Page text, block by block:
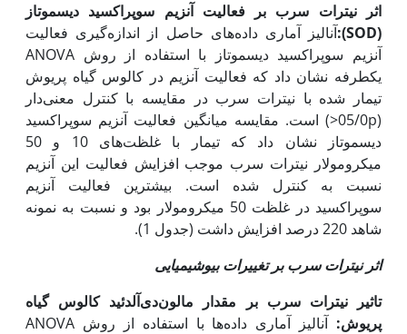
اثر نیترات سرب بر فعالیت آنزیم سوپراکسید دیسموتاز
(‌
SOD
):آنالیز آماری داده‌های حاصل از اندازه‌گیری فعالیت
آنزیم سوپراکسید دیسموتاز با استفاده از روش ANOVA
یک‏طرفه نشان داد که فعالیت آنزیم در کالوس گیاه پریوش
تیمار شده با نیترات سرب در مقایسه با کنترل معنی‌دار
(05/0p<) است. مقایسه میانگین فعالیت آنزیم سوپراکسید
دیسموتاز نشان داد که تیمار با غلظت‌های 10 و 50
میکرومولار نیترات سرب موجب افزایش فعالیت این آنزیم
نسبت به کنترل شده است. بیشترین فعالیت آنزیم
سوپراکسید در غلظت 50 میکرومولار بود و نسبت به نمونه
شاهد 220 درصد افزایش داشت (جدول 1).
اثر نیترات سرب بر تغییرات بیوشیمیایی
تاثیر نیترات سرب بر مقدار مالون‌دی‌آلدئید کالوس گیاه
پریوش:
آنالیز آماری داده‌ها با استفاده از روش ANOVA